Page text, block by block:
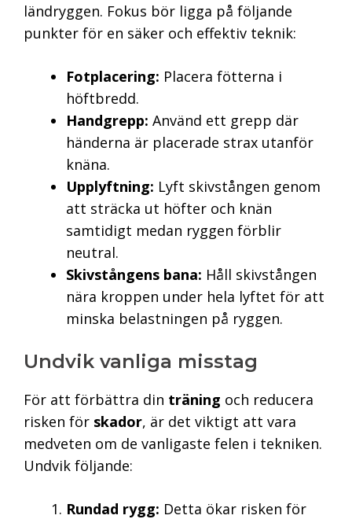
ländryggen. Fokus bör ligga på följande
punkter för en säker och effektiv teknik:
Fotplacering: Placera fötterna i
höftbredd.
Handgrepp: Använd ett grepp där
händerna är placerade strax utanför
knäna.
Upplyftning: Lyft skivstången genom
att sträcka ut höfter och knän
samtidigt medan ryggen förblir
neutral.
Skivstångens bana: Håll skivstången
nära kroppen under hela lyftet för att
minska belastningen på ryggen.
Undvik vanliga misstag
För att förbättra din träning och reducera
risken för skador, är det viktigt att vara
medveten om de vanligaste felen i tekniken.
Undvik följande:
Rundad rygg: Detta ökar risken för